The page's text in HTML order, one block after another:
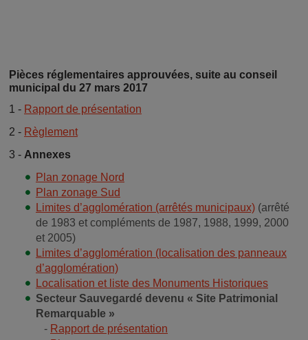
Pièces réglementaires approuvées, suite au conseil
municipal du 27 mars 2017
1 - Rapport de présentation
2 - Règlement
3 - Annexes
Plan zonage Nord
Plan zonage Sud
Limites d’agglomération (arrêtés municipaux) (arrêté
de 1983 et compléments de 1987, 1988, 1999, 2000
et 2005)
Limites d’agglomération (localisation des panneaux
d’agglomération)
Localisation et liste des Monuments Historiques
Secteur Sauvegardé devenu « Site Patrimonial
Remarquable »
- Rapport de présentation